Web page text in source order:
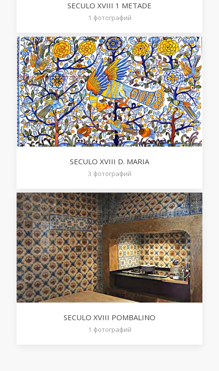
SECULO XVIII 1 METADE
1 фотографий
SECULO XVIII D. MARIA
3 фотографий
SECULO XVIII POMBALINO
1 фотографий